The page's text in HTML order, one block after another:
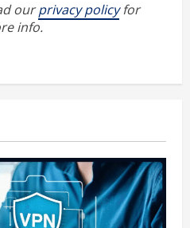
ourprivacy policyfor
info.